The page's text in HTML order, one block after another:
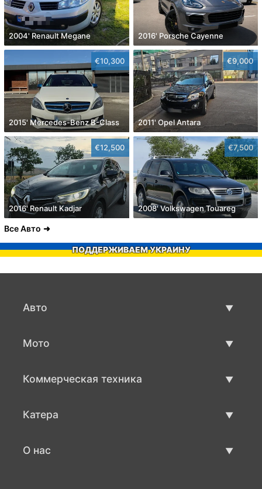
2004' Renault Megane 2016' Porsche Cayenne
€10,300
2015' Mercedes-Benz B-Class
€9,000
2011' Opel Antara
€12,500
2016' Renault Kadjar
€7,500
2008' Volkswagen Touareg
Все Авто
ПОДДЕРЖИВАЕМ УКРАИНУ
Авто
Мото
Коммерческая техника
Катера
О нас